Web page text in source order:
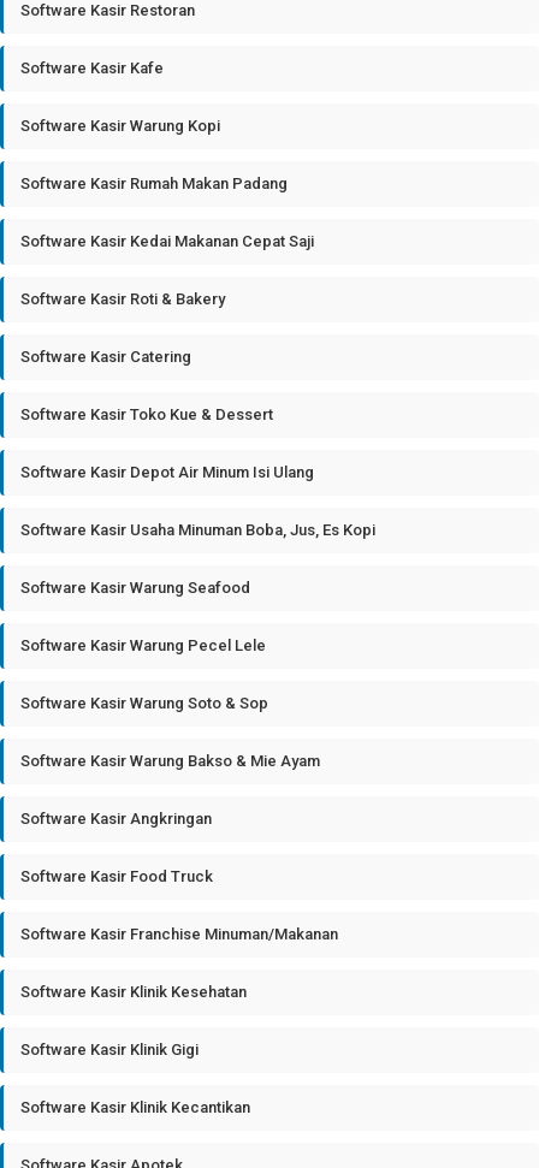
Software Kasir Restoran
Software Kasir Kafe
Software Kasir Warung Kopi
Software Kasir Rumah Makan Padang
Software Kasir Kedai Makanan Cepat Saji
Software Kasir Roti & Bakery
Software Kasir Catering
Software Kasir Toko Kue & Dessert
Software Kasir Depot Air Minum Isi Ulang
Software Kasir Usaha Minuman Boba, Jus, Es Kopi
Software Kasir Warung Seafood
Software Kasir Warung Pecel Lele
Software Kasir Warung Soto & Sop
Software Kasir Warung Bakso & Mie Ayam
Software Kasir Angkringan
Software Kasir Food Truck
Software Kasir Franchise Minuman/Makanan
Software Kasir Klinik Kesehatan
Software Kasir Klinik Gigi
Software Kasir Klinik Kecantikan